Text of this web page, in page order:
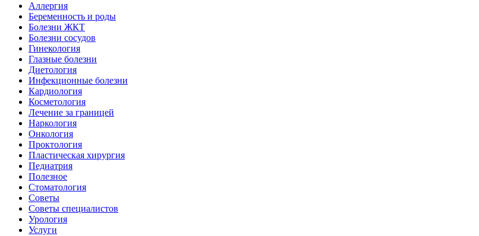
Аллергия
Беременность и роды
Болезни ЖКТ
Болезни сосудов
Гинекология
Глазные болезни
Диетология
Инфекционные болезни
Кардиология
Косметология
Лечение за границей
Наркология
Онкология
Проктология
Пластическая хирургия
Педиатрия
Полезное
Стоматология
Советы
Советы специалистов
Урология
Услуги